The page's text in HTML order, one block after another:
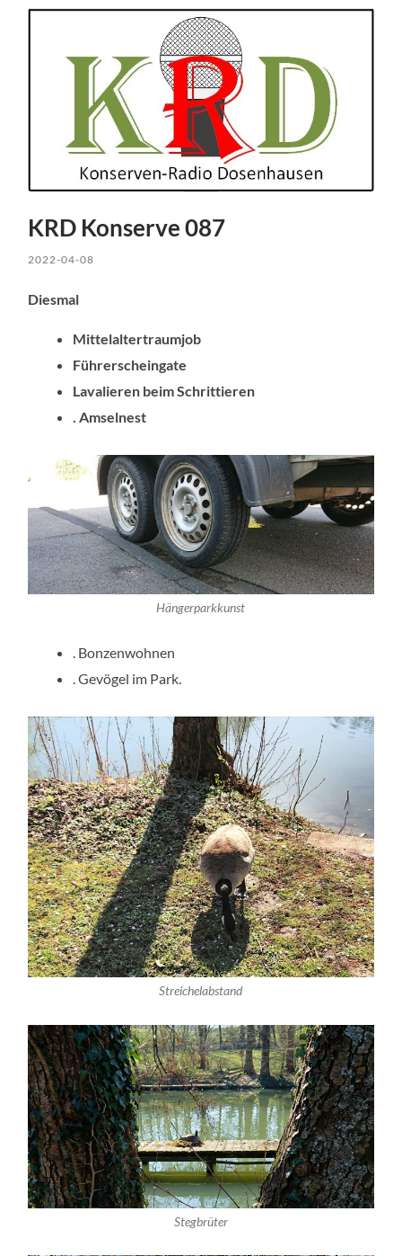
KRD Konserve 087
2022-04-08
Diesmal
Mittelaltertraumjob
Führerscheingate
Lavalieren beim Schrittieren
. Amselnest
Hängerparkkunst
. Bonzenwohnen
. Gevögel im Park.
Streichelabstand
Stegbrüter